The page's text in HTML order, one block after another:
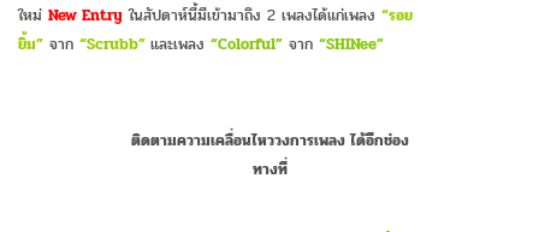
ใหม่ New Entry ในสัปดาห์นี้มีเข้ามาถึง 2 เพลงได้แก่เพลง “รอย
ยิ้ม” จาก “Scrubb” และเพลง “Colorful” จาก “SHINee”
ติดตามความเคลื่อนไหววงการเพลง ได้อีกช่อง
ทางที่